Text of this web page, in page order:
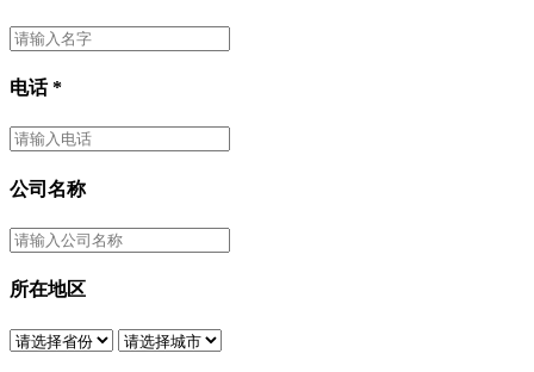
电话*
公司名称
所在地区